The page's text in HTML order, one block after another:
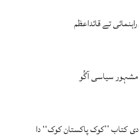
تے قائداعظم
مشہور سیاسی آگُو
کتاب ’’کوک پاکستان کوک‘‘ دا